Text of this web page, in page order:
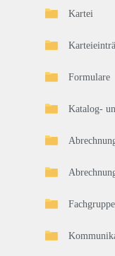
Kartei
Formulare
Katalog-